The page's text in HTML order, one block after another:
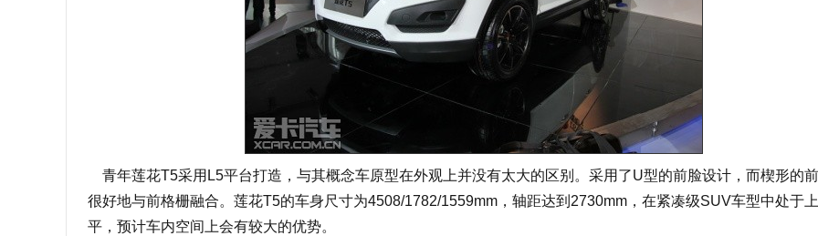
青年莲花T5采用L5平台打造，与其概念车原型在外观上并没有太大的区别。采用了U型的前脸设计，而楔形的
很好地与前格栅融合。莲花T5的车身尺寸为4508/1782/1559mm，轴距达到2730mm，在紧凑级SUV车型中处于
平，预计车内空间上会有较大的优势。